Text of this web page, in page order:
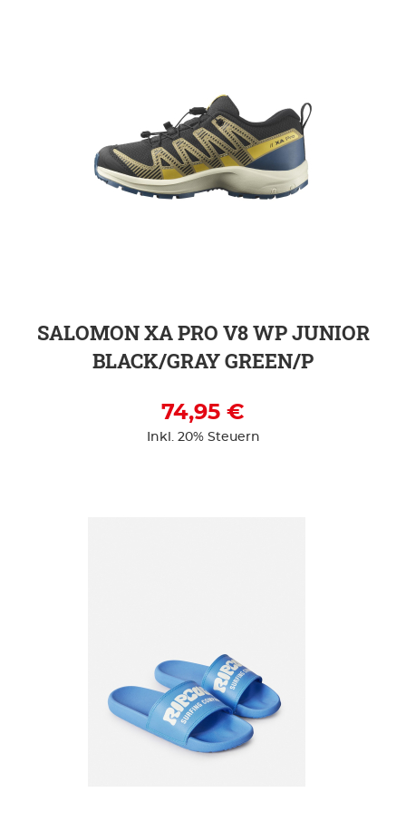
SALOMON XA PRO V8 WP JUNIOR
BLACK/GRAY GREEN/P
74,95 €
Inkl. 20% Steuern
ZUR DETAILSEITE